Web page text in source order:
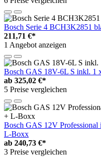
Bosch Serie 4 BCH3K2851
211,71 €*
1 Angebot anzeigen
Bosch GAS 18V-6L S inkl. 1
ab 325,02 €*
5 Preise vergleichen
Bosch GAS 12V
L-Boxx
ab 240,73 €*
3 Preise vergleichen